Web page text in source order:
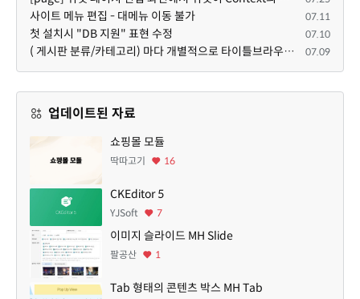
사이트 메뉴 편집 - 대메뉴 이동 불가 07.11
첫 설치시 "DB 지원" 표현 수정 07.10
( 게시판 분류/카테고리) 마다 개별적으로 타이틀브라우저 제목 및 seo설명 넣을 수 있으면 어떨지 해서 글 등록해봅니다. 07.09
업데이트된 자료
쇼핑몰 모듈
딱따고기 16
CKEditor 5
YJSoft 7
이미지 슬라이드 MH Slide
팔공산 1
Tab 형태의 콘텐츠 박스 MH Tab